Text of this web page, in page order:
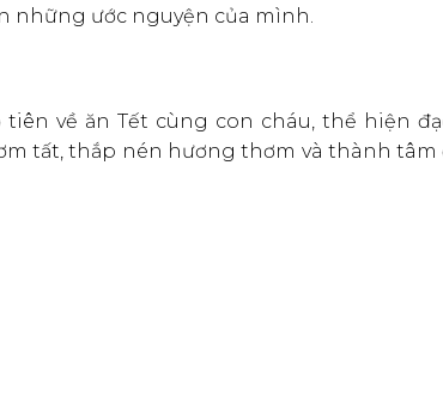
những ước nguyện của mình.
về ăn Tết cùng con cháu, thể hiện
tất, thắp nén hương thơm và thành tâm